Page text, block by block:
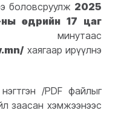
боловсруулж 2025
өдрийн 17 цаг
хаягаар ирүүлнэ
/PDF файлыг
заасан хэмжээнээс